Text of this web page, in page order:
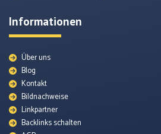
Quellenmaterial
Informationen
Über uns
Blog
Kontakt
Bildnachweise
Linkpartner
Backlinks schalten